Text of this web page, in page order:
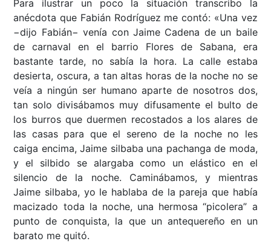
Para ilustrar un poco la situación transcribo la
anécdota que Fabián Rodríguez me contó: «Una vez
−dijo Fabián− venía con Jaime Cadena de un baile
de carnaval en el barrio Flores de Sabana, era
bastante tarde, no sabía la hora. La calle estaba
desierta, oscura, a tan altas horas de la noche no se
veía a ningún ser humano aparte de nosotros dos,
tan solo divisábamos muy difusamente el bulto de
los burros que duermen recostados a los alares de
las casas para que el sereno de la noche no les
caiga encima, Jaime silbaba una pachanga de moda,
y el silbido se alargaba como un elástico en el
silencio de la noche. Caminábamos, y mientras
Jaime silbaba, yo le hablaba de la pareja que había
macizado toda la noche, una hermosa “picolera” a
punto de conquista, la que un antequereño en un
barato me quitó.